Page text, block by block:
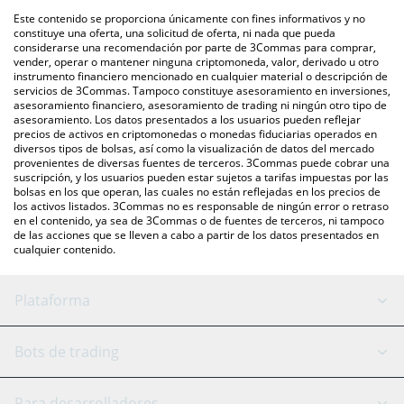
También puedes utilizar nuestra tabla de precios de Official
PPshow que se encuentra arriba para verificar el último precio
de Official PPshow en las principales monedas fiduciarias y
criptomonedas.
otras.
Este contenido se proporciona únicamente con fines informativos y no
constituye una oferta, una solicitud de oferta, ni nada que pueda
considerarse una recomendación por parte de 3Commas para comprar,
vender, operar o mantener ninguna criptomoneda, valor, derivado u otro
instrumento financiero mencionado en cualquier material o descripción de
servicios de 3Commas. Tampoco constituye asesoramiento en inversiones,
asesoramiento financiero, asesoramiento de trading ni ningún otro tipo de
asesoramiento. Los datos presentados a los usuarios pueden reflejar
precios de activos en criptomonedas o monedas fiduciarias operados en
diversos tipos de bolsas, así como la visualización de datos del mercado
provenientes de diversas fuentes de terceros. 3Commas puede cobrar una
suscripción, y los usuarios pueden estar sujetos a tarifas impuestas por las
bolsas en los que operan, las cuales no están reflejadas en los precios de
los activos listados. 3Commas no es responsable de ningún error o retraso
en el contenido, ya sea de 3Commas o de fuentes de terceros, ni tampoco
de las acciones que se lleven a cabo a partir de los datos presentados en
cualquier contenido.
Plataforma
Bot GRID
Bots de trading